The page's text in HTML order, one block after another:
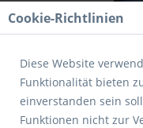
Dieser Artikel
Cookie-Richtlinien
Diese Website
Funktionalität bieten
einverstanden sein
Funktionen nicht zur